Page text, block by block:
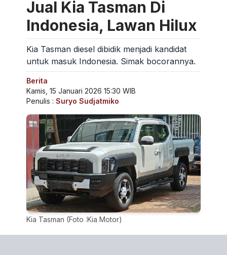
Jual Kia Tasman Di
Indonesia, Lawan Hilux
Kia Tasman diesel dibidik menjadi kandidat
untuk masuk Indonesia. Simak bocorannya.
Berita
Kamis, 15 Januari 2026 15:30 WIB
Penulis : Suryo Sudjatmiko
Kia Tasman (Foto :Kia Motor)